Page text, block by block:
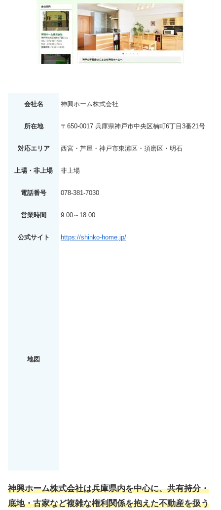
会社名 神興ホーム株式会社
所在地 〒650-0017 兵庫県神戸市中央区楠町6丁目3番21号
対応エリア 西宮・芦屋・神戸市東灘区・須磨区・明石
上場・非上場 非上場
電話番号 078-381-7030
営業時間 9:00～18:00
公式サイト https://shinko-home.jp/
地図
神興ホーム株式会社は兵庫県内を中心に、共有持分・
底地・古家など複雑な権利関係を抱えた不動産を扱う